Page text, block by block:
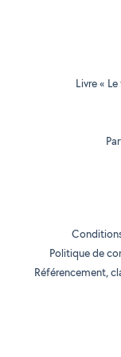
Livre «
Politique de
Référencement,